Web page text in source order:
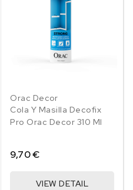
Orac Decor
Cola Y Masilla Decofix
Pro Orac Decor 310 Ml
9,70 €
VIEW DETAIL